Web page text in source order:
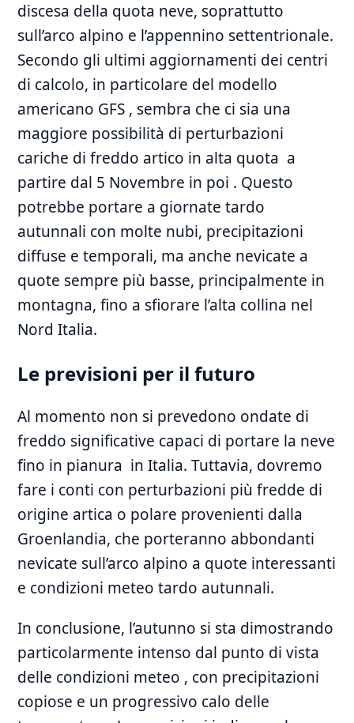
discesa della ‌quota neve, soprattutto
sull’arco alpino e l’appennino settentrionale.
Secondo gli ultimi aggiornamenti dei centri
di calcolo, in particolare del modello
americano GFS , sembra che ci ​sia una
maggiore possibilità di ⁣perturbazioni
cariche di freddo⁤ artico in alta quota ⁢ a
partire‌ dal 5 Novembre in poi . Questo
potrebbe portare a giornate tardo‍
autunnali con molte​ nubi, precipitazioni
diffuse e temporali, ma anche nevicate a
quote ‍sempre più basse, principalmente in
montagna, fino a sfiorare l’alta collina nel
Nord Italia.
Le previsioni per il futuro
Al momento non si prevedono ondate di
freddo significative capaci ​di portare la neve
fino in pianura ⁢ in Italia. Tuttavia, dovremo
fare i ⁢conti con perturbazioni più fredde di
origine artica o polare provenienti dalla
Groenlandia, che porteranno abbondanti
nevicate sull’arco alpino a quote interessanti
e condizioni meteo tardo autunnali.
In conclusione, l’autunno si sta dimostrando
particolarmente intenso dal punto‍ di​ vista
delle condizioni meteo , con precipitazioni
copiose‍ e un progressivo calo delle⁤